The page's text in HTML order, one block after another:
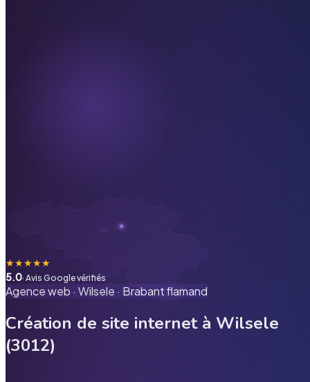
★★★★★
5.0· Avis Google vérifiés
Agence web · Wilsele · Brabant flamand
Création de site internet à Wilsele
(3012)